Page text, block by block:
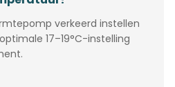
verkeerd instellen
17–19°C-instelling